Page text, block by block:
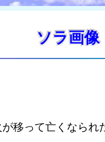
ソラ画像
移って亡くなられ